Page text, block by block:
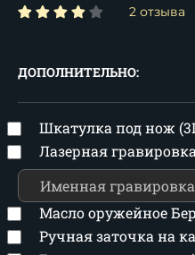
2 отзыва
ДОПОЛНИТЕЛЬНО:
Шкатулка под нож
Лазерная гравировка
Масло оружейное
Ручная заточка на